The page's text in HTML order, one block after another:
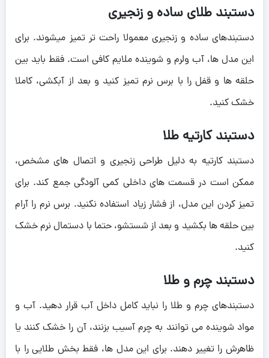
دستبند طلای ساده و زنجیری
دستبندهای ساده و زنجیری معمولا راحت تر تمیز میشوند. برای
این مدل ها، آب ولرم و شوینده ملایم کافی است. فقط باید بین
حلقه ها و قفل را با برس نرم تمیز کنید و بعد از آبکشی، کاملا
خشک کنید.
دستبند کارتیه طلا
دستبند کارتیه به دلیل طراحی زنجیری و اتصال های مشخص،
ممکن است در قسمت های داخلی کمی آلودگی جمع کند. برای
تمیز کردن این مدل، از فشار زیاد استفاده نکنید. برس نرم را آرام
بین حلقه ها بکشید و بعد از شستشو، حتما با دستمال نرم خشک
کنید.
دستبند چرم و طلا
دستبندهای چرم و طلا را نباید کامل داخل آب قرار دهید. آب و
مواد شوینده می توانند به چرم آسیب بزنند، آن را خشک کنند یا
ظاهرش را تغییر دهند. برای این مدل ها، فقط بخش طلایی را با